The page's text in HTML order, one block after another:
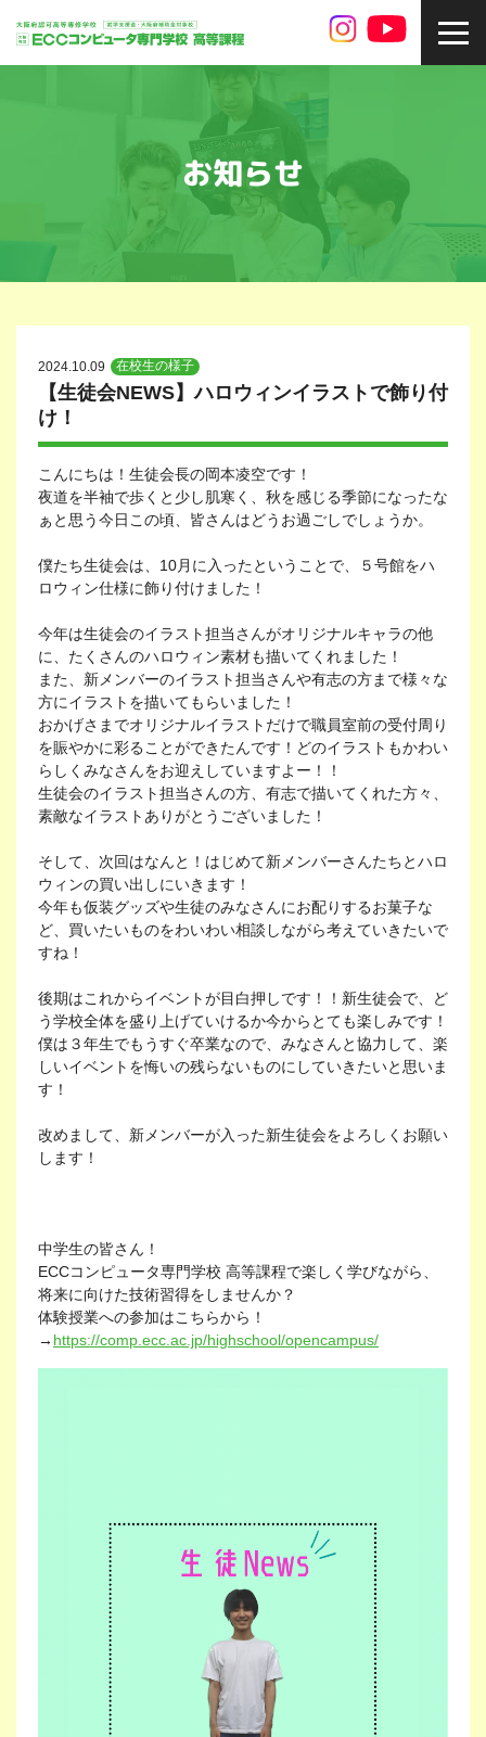
お知らせ
2024.10.09 在校生の様子
【生徒会NEWS】ハロウィンイラストで飾り付
け！
こんにちは！生徒会長の岡本凌空です！
夜道を半袖で歩くと少し肌寒く、秋を感じる季節になったな
ぁと思う今日この頃、皆さんはどうお過ごしでしょうか。
僕たち生徒会は、10月に入ったということで、５号館をハ
ロウィン仕様に飾り付けました！
今年は生徒会のイラスト担当さんがオリジナルキャラの他
に、たくさんのハロウィン素材も描いてくれました！
また、新メンバーのイラスト担当さんや有志の方まで様々な
方にイラストを描いてもらいました！
おかげさまでオリジナルイラストだけで職員室前の受付周り
を賑やかに彩ることができたんです！どのイラストもかわい
らしくみなさんをお迎えしていますよー！！
生徒会のイラスト担当さんの方、有志で描いてくれた方々、
素敵なイラストありがとうございました！
そして、次回はなんと！はじめて新メンバーさんたちとハロ
ウィンの買い出しにいきます！
今年も仮装グッズや生徒のみなさんにお配りするお菓子な
ど、買いたいものをわいわい相談しながら考えていきたいで
すね！
後期はこれからイベントが目白押しです！！新生徒会で、ど
う学校全体を盛り上げていけるか今からとても楽しみです！
僕は３年生でもうすぐ卒業なので、みなさんと協力して、楽
しいイベントを悔いの残らないものにしていきたいと思いま
す！
改めまして、新メンバーが入った新生徒会をよろしくお願い
します！
中学生の皆さん！
ECCコンピュータ専門学校 高等課程で楽しく学びながら、
将来に向けた技術習得をしませんか？
体験授業への参加はこちらから！
→ https://comp.ecc.ac.jp/highschool/opencampus/